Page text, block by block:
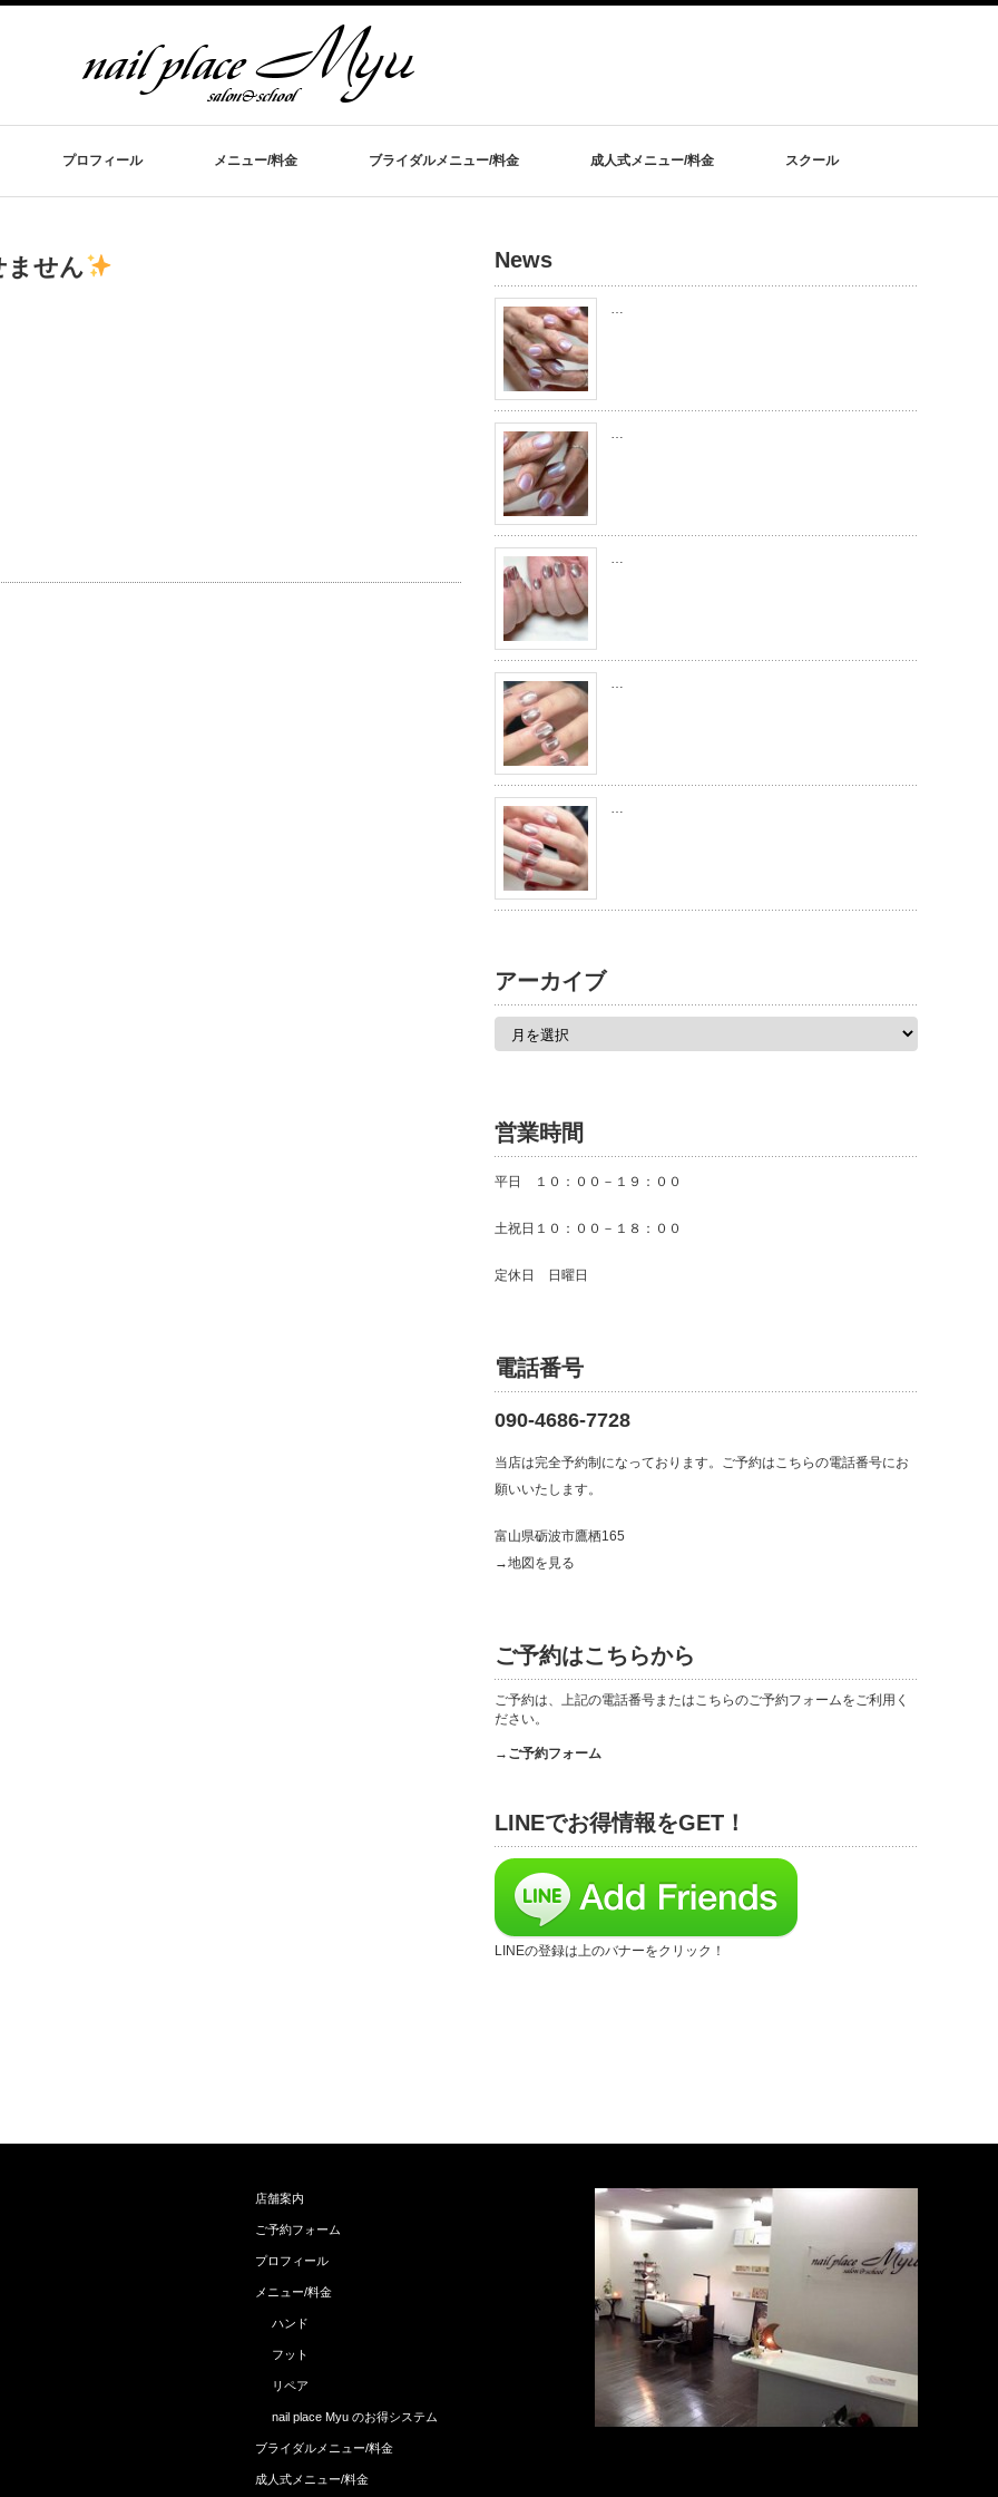
プロフィール メニュー/料金 ブライダルメニュー/料金 成人式メニュー/料金 スクール
ません News
…
…
…
…
…
アーカイブ
営業時間
平日 １０：００－１９：００
土祝日１０：００－１８：００
定休日 日曜日
電話番号
090-4686-7728
当店は完全予約制になっております。ご予約はこちらの電話番号にお
願いいたします。
富山県砺波市鷹栖165
→地図を見る
ご予約はこちらから
ご予約は、上記の電話番号またはこちらのご予約フォームをご利用く
ださい。
→ご予約フォーム
LINEでお得情報をGET！
LINEの登録は上のバナーをクリック！
店舗案内
ご予約フォーム
プロフィール
メニュー/料金
ハンド
フット
リペア
nail place Myu のお得システム
ブライダルメニュー/料金
成人式メニュー/料金